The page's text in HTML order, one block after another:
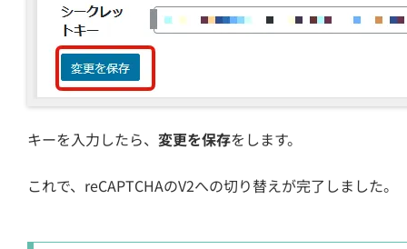
キーを入力したら、 変更を保存をします。
これで、reCAPTCHAのV2への切り替えが完了しました。